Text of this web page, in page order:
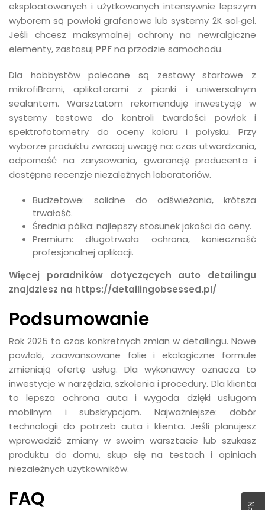
eksploatowanych i użytkowanych intensywnie lepszym
wyborem są powłoki grafenowe lub systemy 2K sol‑gel.
Jeśli chcesz maksymalnej ochrony na newralgiczne
elementy, zastosuj PPFna przodzie samochodu.
Dla hobbystów polecane są zestawy startowe z
mikrofiBrami, aplikatorami z pianki i uniwersalnym
sealantem. Warsztatom rekomenduję inwestycję w
systemy testowe do kontroli twardości powłok i
spektrofotometry do oceny koloru i połysku. Przy
wyborze produktu zwracaj uwagę na: czas utwardzania,
odporność na zarysowania, gwarancję producenta i
dostępne recenzje niezależnych laboratoriów.
Budżetowe: solidne do odświeżania, krótsza
trwałość.
Średnia półka: najlepszy stosunek jakości do ceny.
Premium: długotrwała ochrona, konieczność
profesjonalnej aplikacji.
Więcej poradników dotyczących auto detailingu
znajdziesz na https://detailingobsessed.pl/
Podsumowanie
Rok 2025 to czas konkretnych zmian w detailingu. Nowe
powłoki, zaawansowane folie i ekologiczne formule
zmieniają ofertę usług. Dla wykonawcy oznacza to
inwestycje w narzędzia, szkolenia i procedury. Dla klienta
to lepsza ochrona auta i wygoda dzięki usługom
mobilnym i subskrypcjom. Najważniejsze: dobór
technologii do potrzeb auta i klienta. Jeśli planujesz
wprowadzić zmiany w swoim warsztacie lub szukasz
produktu do domu, skup się na testach i opiniach
niezależnych użytkowników.
FAQ